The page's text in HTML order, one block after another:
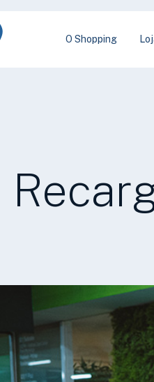
O Shopping